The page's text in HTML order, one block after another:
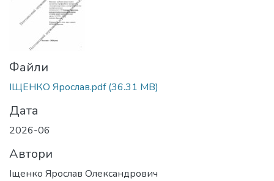
Файли
ІЩЕНКО Ярослав.pdf(36.31 MB)
Дата
2026-06
Автори
Іщенко Ярослав Олександрович